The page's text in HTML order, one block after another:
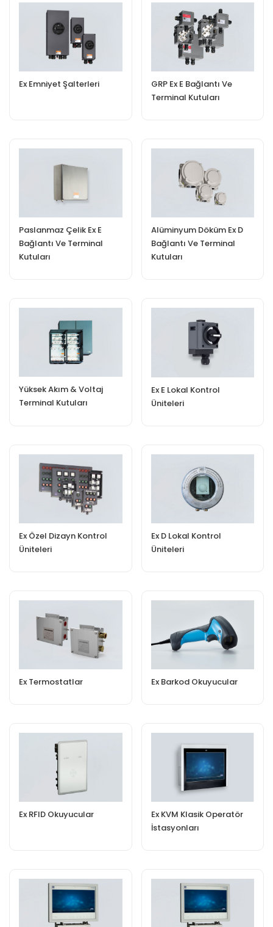
Ex Emniyet Şalterleri
GRP Ex E Bağlantı Ve
Terminal Kutuları
Paslanmaz Çelik Ex E
Bağlantı Ve Terminal
Kutuları
Alüminyum Döküm Ex D
Bağlantı Ve Terminal
Kutuları
Yüksek Akım & Voltaj
Terminal Kutuları
Ex E Lokal Kontrol
Üniteleri
Ex Özel Dizayn Kontrol
Üniteleri
Ex D Lokal Kontrol
Üniteleri
Ex Termostatlar Ex Barkod Okuyucular
Ex RFID Okuyucular
Ex KVM Klasik Operatör
İstasyonları